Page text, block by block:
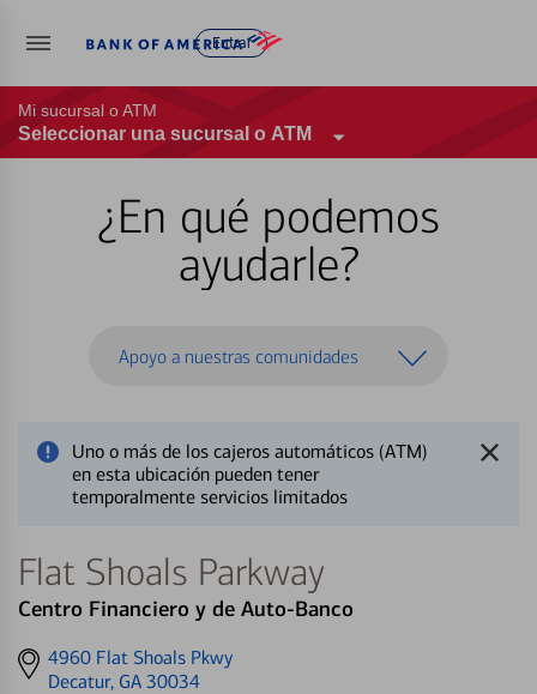
Entrar
Mi sucursal o ATM
Seleccionar una sucursal o ATM
¿En qué podemos
ayudarle?
Apoyo a nuestras comunidades
Uno o más de los cajeros automáticos (ATM)
en esta ubicación pueden tener
temporalmente servicios limitados
Flat Shoals Parkway
Centro Financiero y de Auto-Banco
Get
directions
4960 Flat Shoals Pkwy
Decatur, GA 30034